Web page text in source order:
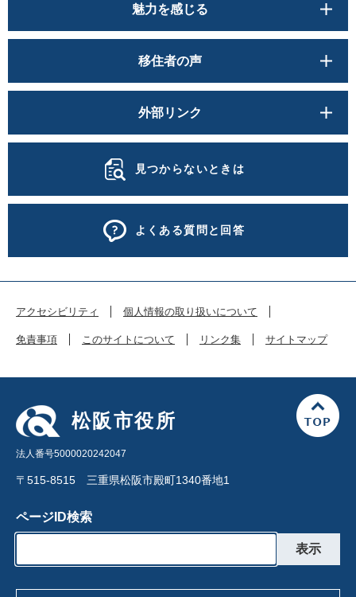
魅力を感じる
移住者の声
外部リンク
見つからないときは
よくある質問と回答
アクセシビリティ 個人情報の取り扱いについて
免責事項 このサイトについて リンク集 サイトマップ
松阪市役所
法人番号5000020242047
〒515-8515 三重県松阪市殿町1340番地1
ページID検索